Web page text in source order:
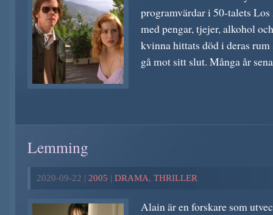
programvärdar i 50-talets
med pengar, tjejer, alkohol
kvinna hittats död i deras rum
gå mot sitt slut. Många år
Lemming
2020-09-22 | 2005 | DRAMA, THRILLER
Alain är en forskare som